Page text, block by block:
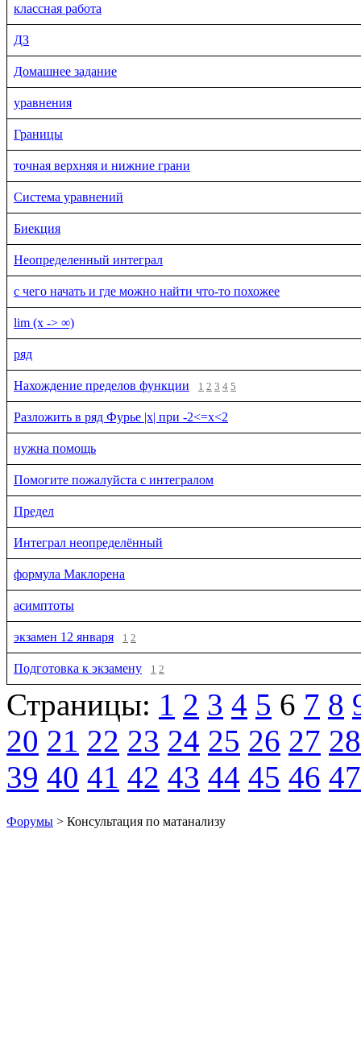
классная работа
ДЗ
Домашнее задание
уравнения
Границы
точная верхняя и нижние грани
Система уравнений
Биекция
Неопределенный интеграл
с чего начать и где можно найти что-то похожее
lim (x -> ∞)
ряд
Нахождение пределов функции 1 2 3 4 5
Разложить в ряд Фурье |x| при -2<=x<2
нужна помощь
Помогите пожалуйста с интегралом
Предел
Интеграл неопределённый
формула Маклорена
асимптоты
экзамен 12 января 1 2
Подготовка к экзамену 1 2
Страницы: 1 2 3 4 5 6 7 8
20 21 22 23 24 25 26 27 28
39 40 41 42 43 44 45 46 47
Форумы > Консультация по матанализу